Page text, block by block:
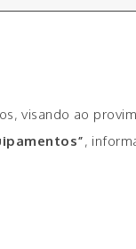
visando ao
,